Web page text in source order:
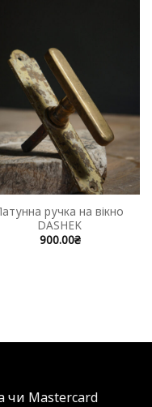
ручка на вікно
DASHEK
900.00₴
чи Mastercard